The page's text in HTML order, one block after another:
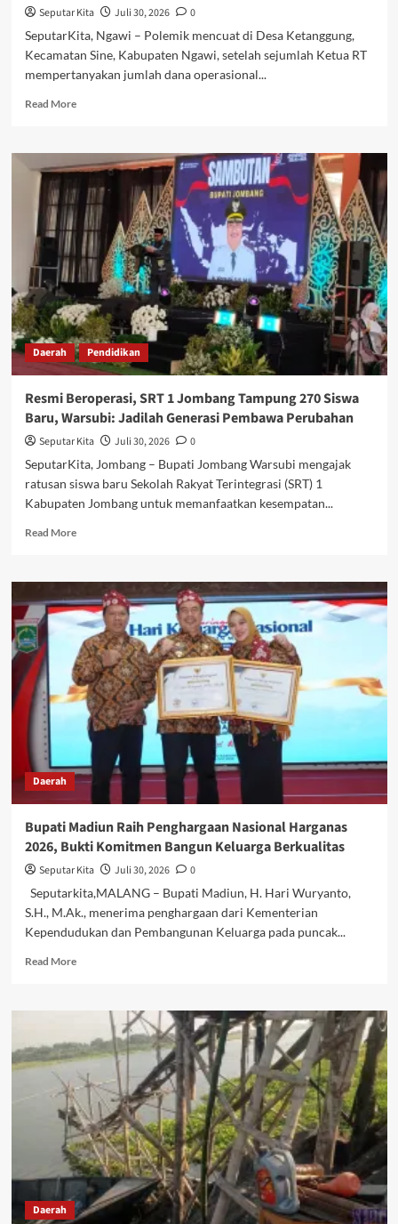
Seputar Kita Juli 30, 2026
0
SeputarKita, Ngawi – Polemik mencuat di Desa Ketanggung,
Kecamatan Sine, Kabupaten Ngawi, setelah sejumlah Ketua RT
mempertanyakan jumlah dana operasional...
Read MoreRead
Dana
Operasional
RT/RW
Hanya
Rp390
Ribu?
Pemdes
Ketanggung
Tegaskan:
Tidak
Ada
Potongan,
Ini
Rinciannya
Daerah Pendidikan
Resmi Beroperasi, SRT 1 Jombang Tampung 270 Siswa
Baru, Warsubi: Jadilah Generasi Pembawa Perubahan
Seputar Kita Juli 30, 2026
0
SeputarKita, Jombang – Bupati Jombang Warsubi mengajak
ratusan siswa baru Sekolah Rakyat Terintegrasi (SRT) 1
Kabupaten Jombang untuk memanfaatkan kesempatan...
Read MoreRead
Resmi
Beroperasi,
SRT
Jombang
Tampung
270
Siswa
Baru,
Warsubi:
Jadilah
Generasi
Pembawa
Perubahan
Daerah
Bupati Madiun Raih Penghargaan Nasional Harganas
2026, Bukti Komitmen Bangun Keluarga Berkualitas
Seputar Kita Juli 30, 2026
0
Seputarkita,MALANG – Bupati Madiun, H. Hari Wuryanto,
S.H., M.Ak., menerima penghargaan dari Kementerian
Kependudukan dan Pembangunan Keluarga pada puncak...
Read MoreRead
Madiun
Raih
Penghargaan
Nasional
Harganas
2026,
Bukti
Komitmen
Bangun
Keluarga
Berkualitas
Daerah